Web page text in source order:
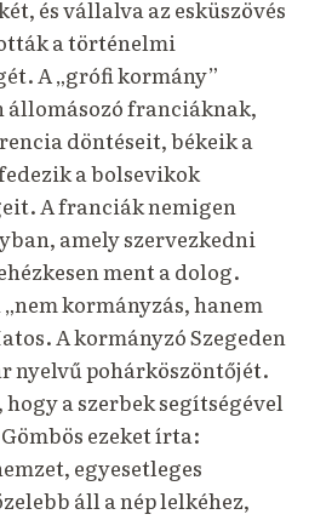
és vállalva az esküszövés
a történelmi
A „grófi kormány”
állomásozó franciáknak,
döntéseit, békeik a
a bolsevikok
A franciák nemigen
amely szervezkedni
ment a dolog.
„nem kormányzás, hanem
A kormányzó Szegeden
nyelvű pohárköszöntőjét.
a szerbek segítségével
Gömbös ezeket írta:
egyesetleges
áll a nép lelkéhez,